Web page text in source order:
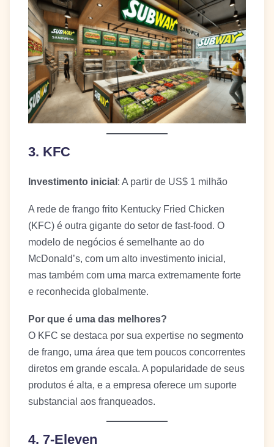
3. KFC
Investimento inicial : A partir de US$ 1 milhão
A rede de frango frito Kentucky Fried Chicken
(KFC) é outra gigante do setor de fast-food. O
modelo de negócios é semelhante ao do
McDonald’s, com um alto investimento inicial,
mas também com uma marca extremamente forte
e reconhecida globalmente.
Por que é uma das melhores?
O KFC se destaca por sua expertise no segmento
de frango, uma área que tem poucos concorrentes
diretos em grande escala. A popularidade de seus
produtos é alta, e a empresa oferece um suporte
substancial aos franqueados.
4. 7-Eleven